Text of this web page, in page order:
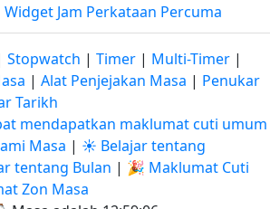
Widget Jam Perkataan Percuma
Stopwatch | Timer | Multi-Timer |
| Alat Penjejakan Masa | Penukar
Tarikh
mendapatkan maklumat cuti umum
Masa | ☀️ Belajar tentang
tentang Bulan | 🎉 Maklumat Cuti
Zon Masa